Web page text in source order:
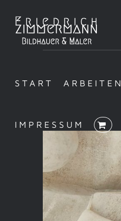
Inhalt
START ARBEITEN
IMPRESSUM